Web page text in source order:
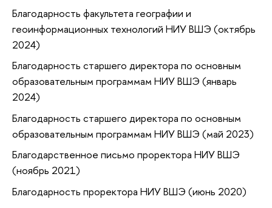
Благодарность факультета географии и
геоинформационных технологий НИУ ВШЭ (октябрь
2024)
Благодарность старшего директора по основным
образовательным программам НИУ ВШЭ (январь
2024)
Благодарность старшего директора по основным
образовательным программам НИУ ВШЭ (май 2023)
Благодарственное письмо проректора НИУ ВШЭ
(ноябрь 2021)
Благодарность проректора НИУ ВШЭ (июнь 2020)